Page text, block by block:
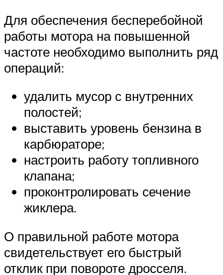
Для обеспечения бесперебойной
работы мотора на повышенной
частоте необходимо выполнить ряд
операций:
удалить мусор с внутренних
полостей;
выставить уровень бензина в
карбюраторе;
настроить работу топливного
клапана;
проконтролировать сечение
жиклера.
О правильной работе мотора
свидетельствует его быстрый
отклик при повороте дросселя.